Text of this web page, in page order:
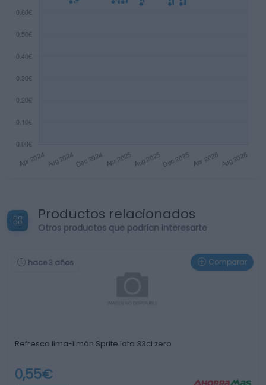
Productos relacionados
Otros productos que podrían interesarte
hace 3 años Comparar
Refresco lima-limón Sprite lata 33cl zero
0,55€